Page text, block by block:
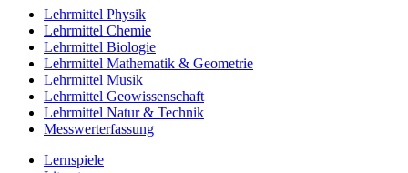
Lehrmittel Physik
Lehrmittel Chemie
Lehrmittel Biologie
Lehrmittel Mathematik & Geometrie
Lehrmittel Musik
Lehrmittel Geowissenschaft
Lehrmittel Natur & Technik
Messwerterfassung
Lernspiele